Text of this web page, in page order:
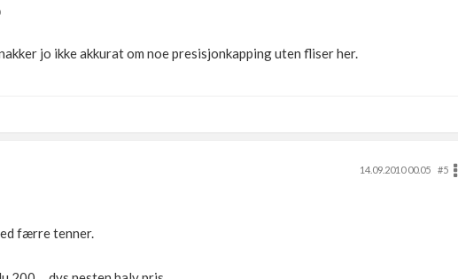
jo ikke akkurat om noe presisjonkapping uten fliser her.
14.09.2010 00.05
#5
færre tenner.